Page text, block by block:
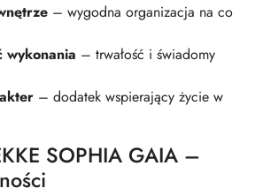
– wygodna organizacja na co
wykonania – trwałość i świadomy
– dodatek wspierający życie w
SOPHIA GAIA –